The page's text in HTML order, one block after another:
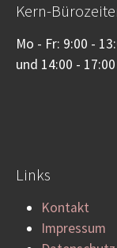
Kern-
Mo - Fr: 9:00 -
und 14:00 -
Links
Kontakt
Impressum